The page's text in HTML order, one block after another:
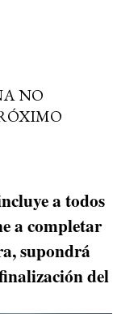
NO
a todos
a completar
supondrá
del